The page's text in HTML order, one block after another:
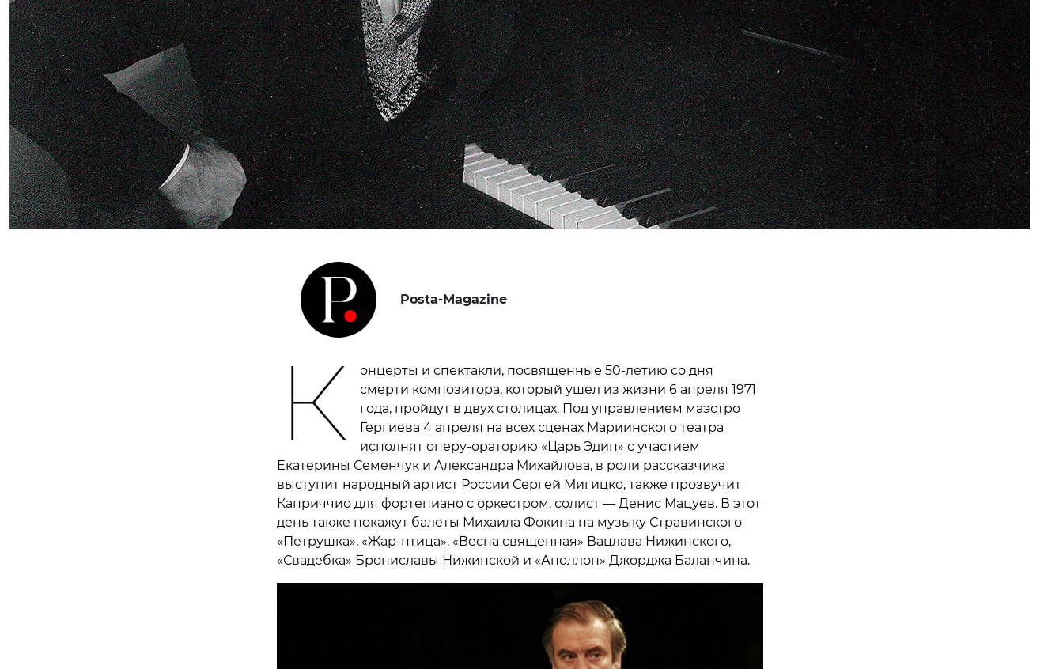
Posta-Magazine
К
онцерты и спектакли, посвященные 50-летию со дня
смерти композитора, который ушел из жизни 6 апреля 1971
года, пройдут в двух столицах. Под управлением маэстро
Гергиева 4 апреля на всех сценах Мариинского театра
исполнят оперу-ораторию «Царь Эдип» с участием
Екатерины Семенчук и Александра Михайлова, в роли рассказчика
выступит народный артист России Сергей Мигицко, также прозвучит
Каприччио для фортепиано с оркестром, солист — Денис Мацуев. В этот
день также покажут балеты Михаила Фокина на музыку Стравинского
«Петрушка», «Жар-птица», «Весна священная» Вацлава Нижинского,
«Свадебка» Брониславы Нижинской и «Аполлон» Джорджа Баланчина.